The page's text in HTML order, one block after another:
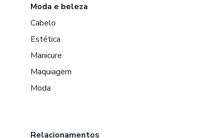
Moda e beleza
Cabelo
Estética
Manicure
Maquiagem
Moda
Relacionamentos